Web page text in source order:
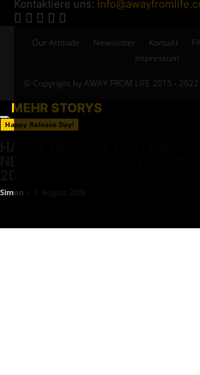
Kontaktiere uns:
Our Attitude Newsletter Kontakt
Impressum
© Copyright by AWAY FROM LIFE 2015 -
MEHR STORYS
Happy Release Day!
Simon - 7. August 2026